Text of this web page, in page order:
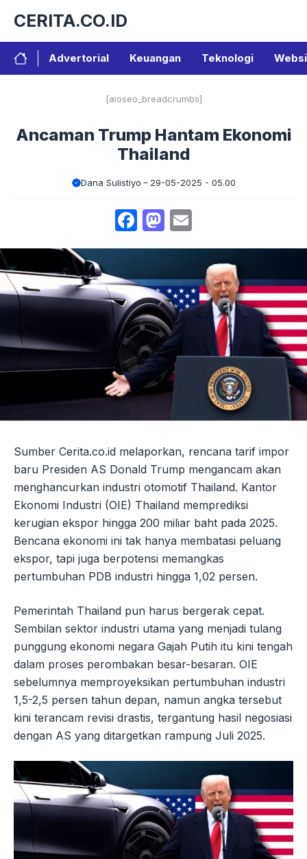
isi
CERITA.CO.ID
Advertorial Keuangan Teknologi
[aioseo_breadcrumbs]
Ancaman Trump Hantam Ekonomi
Thailand
Dana Sulistiyo 29-05-2025 - 05.00
Facebook
Mastodon
Sumber Cerita.co.id melaporkan, rencana tarif impor
baru Presiden AS Donald Trump mengancam akan
menghancurkan industri otomotif Thailand. Kantor
Ekonomi Industri (OIE) Thailand memprediksi
kerugian ekspor hingga 200 miliar baht pada 2025.
Bencana ekonomi ini tak hanya membatasi peluang
ekspor, tapi juga berpotensi memangkas
pertumbuhan PDB industri hingga 1,02 persen.
Pemerintah Thailand pun harus bergerak cepat.
Sembilan sektor industri utama yang menjadi tulang
punggung ekonomi negara Gajah Putih itu kini tengah
dalam proses perombakan besar-besaran. OIE
sebelumnya memproyeksikan pertumbuhan industri
1,5-2,5 persen tahun depan, namun angka tersebut
kini terancam revisi drastis, tergantung hasil negosiasi
dengan AS yang ditargetkan rampung Juli 2025.